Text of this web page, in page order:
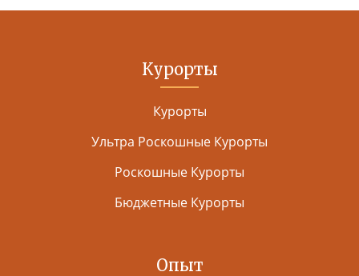
Курорты
Курорты
Ультра Роскошные Курорты
Роскошные Курорты
Бюджетные Курорты
Опыт